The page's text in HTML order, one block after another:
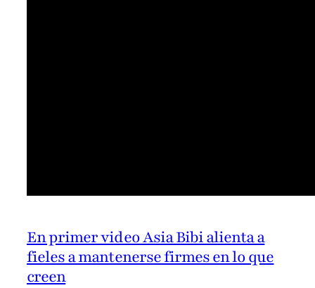
En primer video Asia Bibi alienta a
fieles a mantenerse firmes en lo que
creen